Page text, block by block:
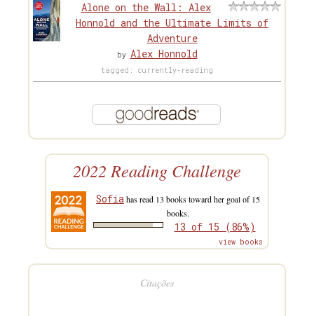
Alone on the Wall: Alex
Honnold and the Ultimate Limits of
Adventure
by Alex Honnold
tagged: currently-reading
2022 Reading Challenge
Sofiahas read 13 books toward her goal of 15
books.
13 of 15 (86%)
view books
Citações